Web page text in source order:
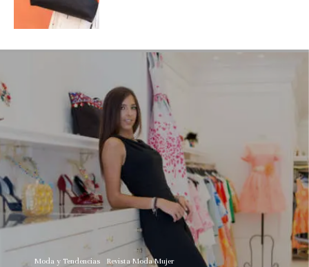
Moda y Tendencias Revista Moda Mujer